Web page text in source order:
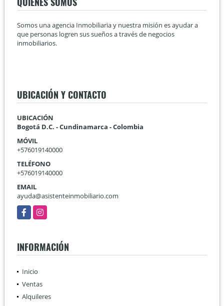
Somos una agencia Inmobiliaria y nuestra misión es ayudar a
que personas logren sus sueños a través de negocios
inmobiliarios.
UBICACIÓN Y CONTACTO
UBICACIÓN
Bogotá D.C. - Cundinamarca - Colombia
MÓVIL
+576019140000
TELÉFONO
+576019140000
EMAIL
ayuda@asistenteinmobiliario.com
FacebookInstagram
INFORMACIÓN
Inicio
Ventas
Alquileres